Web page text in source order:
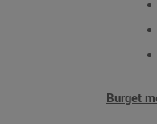
Burget